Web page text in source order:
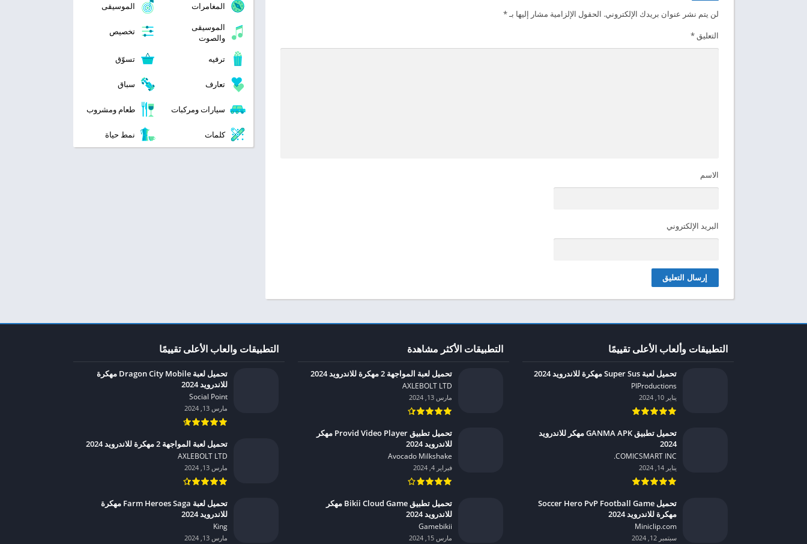
لن يتم نشر عنوان بريدك الإلكتروني. الحقول الإلزامية مشار إليها بـ*
التعليق*
الاسم
البريد الإلكتروني
المغامرات
الموسيقى
الموسيقى
والصوت
تخصيص
ترفيه تسوّق
تعارف سباق
سيارات ومركبات طعام ومشروب
كلمات نمط حياة
التطبيقات والعاب الأعلى تقييمًا
تحميل لعبة Dragon City Mobile مهكرة
للاندرويد 2024
Social Point‏
مارس 13, 2024
تحميل لعبة المواجهة 2 مهكرة للاندرويد 2024
AXLEBOLT LTD‏
مارس 13, 2024
تحميل لعبة Farm Heroes Saga مهكرة
للاندرويد 2024
King‏
مارس 13, 2024
التطبيقات الأكثر مشاهدة
تحميل لعبة المواجهة 2 مهكرة للاندرويد 2024
AXLEBOLT LTD‏
مارس 13, 2024
تحميل تطبيق Provid Video Player مهكر
للاندرويد 2024
Avocado Milkshake‏
فبراير 4, 2024
تحميل تطبيق Bikii Cloud Game مهكر
للاندرويد 2024
Gamebikii‏
مارس 15, 2024
التطبيقات وألعاب الأعلى تقييمًا
تحميل لعبة Super Sus مهكرة للاندرويد 2024
PIProductions‏
يناير 10, 2024
تحميل تطبيق GANMA APK مهكر للاندرويد
2024
COMICSMART INC.‏
يناير 14, 2024
تحميل Soccer Hero PvP Football Game
مهكرة للاندرويد 2024
Miniclip.com‏
سبتمبر 12, 2024